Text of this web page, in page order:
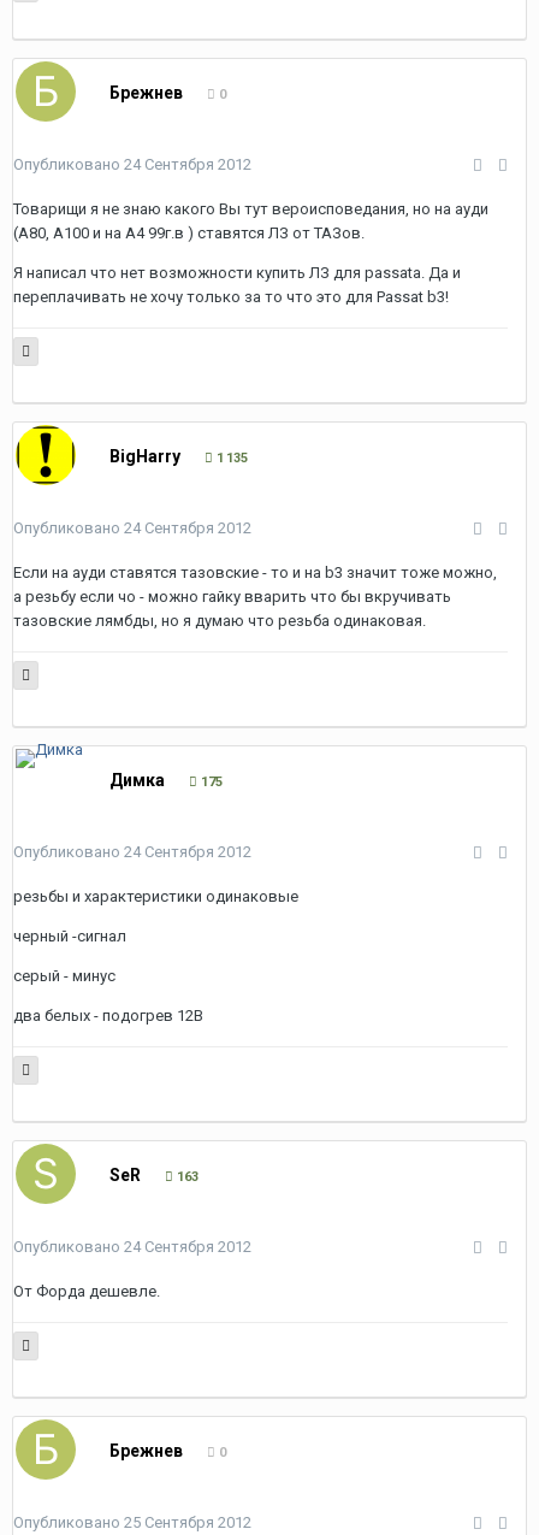
Брежнев 0
Опубликовано 24 Сентября 2012
Товарищи я не знаю какого Вы тут вероисповедания, но на ауди
(А80, А100 и на А4 99г.в ) ставятся ЛЗ от ТАЗов.
Я написал что нет возможности купить ЛЗ для passata. Да и
переплачивать не хочу только за то что это для Passat b3!
BigHarry 1 135
Опубликовано 24 Сентября 2012
Если на ауди ставятся тазовские - то и на b3 значит тоже можно,
а резьбу если чо - можно гайку вварить что бы вкручивать
тазовские лямбды, но я думаю что резьба одинаковая.
Димка 175
Опубликовано 24 Сентября 2012
резьбы и характеристики одинаковые
черный -сигнал
серый - минус
два белых - подогрев 12В
SeR 163
Опубликовано 24 Сентября 2012
От Форда дешевле.
Брежнев 0
Опубликовано 25 Сентября 2012